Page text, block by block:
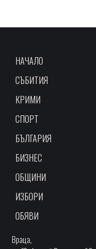
НАЧАЛО
СЪБИТИЯ
КРИМИ
СПОРТ
БЪЛГАРИЯ
БИЗНЕС
ОБЩИНИ
ИЗБОРИ
ОБЯВИ
Враца,